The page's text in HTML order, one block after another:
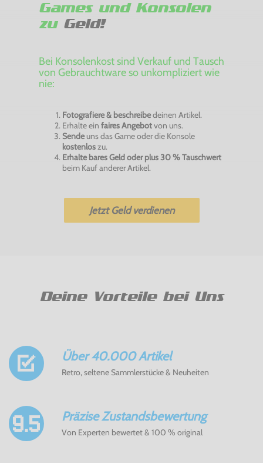
Games und Konsolen
zuGeld!
Bei Konsolenkost sind Verkauf und Tausch
von Gebrauchtware so unkompliziert wie
nie:
Fotografiere & beschreibedeinen Artikel.
Erhalte ein faires Angebotvon uns.
Sendeuns das Game oder die Konsole
kostenloszu.
Erhalte bares Geld oder plus 30 % Tauschwert
beim Kauf anderer Artikel.
Jetzt Geld verdienen
Deine Vorteile bei Uns
Über 40.000 Artikel
Retro, seltene Sammlerstücke & Neuheiten
Präzise Zustandsbewertung
Von Experten bewertet & 100 % original